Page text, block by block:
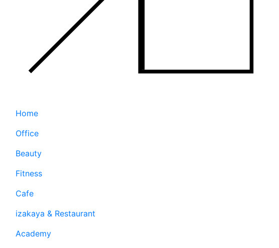
Home
Office
Beauty
Fitness
Cafe
izakaya & Restaurant
Academy